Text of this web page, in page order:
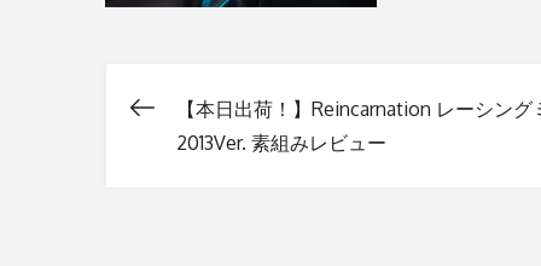
投
【本日出荷！】Reincarnation レーシング
2013Ver. 素組みレビュー